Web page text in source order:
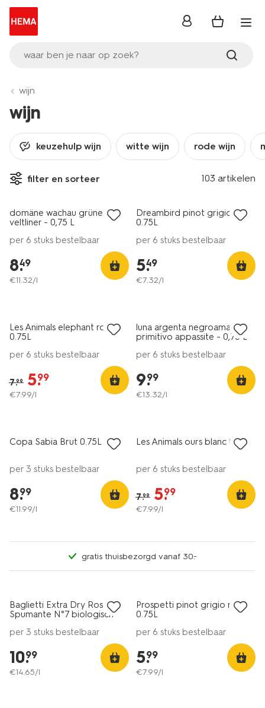
waar ben je naar op zoek?
inloggen
wijn
wijn
witte wijn rode wijn
keuzehulp wijn
filter en sorteer 103 artikelen
6=5
alleen online
9
domäne wachau grüner
veltliner - 0,75 L
per 6 stuks bestelbaar
8.
49
€11.32/l
7.5
Dreambird pinot grigio
0.75L
per 6 stuks bestelbaar
5.
49
€7.32/l
8.5
Les Animals elephant rosé
0.75L
per 6 stuks bestelbaar
7.99 5.
99
€7.99/l
8.5
luna argenta negroamaro
primitivo appassite - 0,75 L
per 6 stuks bestelbaar
9.
99
€13.32/l
8
Copa Sabia Brut 0.75L
per 3 stuks bestelbaar
8.
99
€11.99/l
9-
Les Animals ours blanc 0.75L
per 6 stuks bestelbaar
7.99 5.
99
€7.99/l
gratis thuisbezorgd vanaf 30.-
8
Baglietti Extra Dry Rosé
Spumante N°7 biologisch
per 3 stuks bestelbaar
10.
99
€14.65/l
8.5
Prospetti pinot grigio rose
0.75L
per 6 stuks bestelbaar
5.
99
€7.99/l